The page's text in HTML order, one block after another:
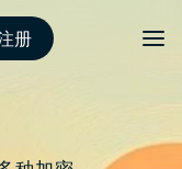
：哪一款更